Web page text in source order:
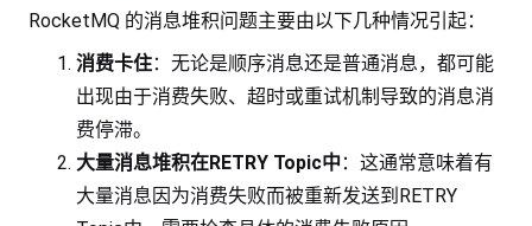
RocketMQ 的消息堆积问题主要由以下几种情况引起：
消费卡住：无论是顺序消息还是普通消息，都可能
出现由于消费失败、超时或重试机制导致的消息消
费停滞。
大量消息堆积在RETRY Topic中 ：这通常意味着有
大量消息因为消费失败而被重新发送到RETRY